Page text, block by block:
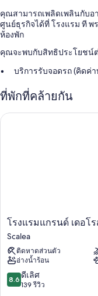
คุณสามารถเพลิดเพลินกับอ
ศูนย์ธุรกิจได้ที่ โรงแรม ที พ
ห้องพัก
คุณจะพบกับสิทธิประโยชน์
บริการรับจอดรถ (คิดค่
ตู้น้ำดื่ม, ทีวีในล็อบบี้ แล
ลิฟต์ และตู้ขายของอัต
ที่พักที่คล้ายกัน
โรงแรม
แก
รนด์
เดอ
โรส
Scalea
โรงแรมแกรนด์ เดอโ
Scalea
ติดหาดส่วนตัว
อ่างน้ำร้อน
8.6
จาก
8.6 ดีเลิศ
139 รีวิว
โรงแรมแกรนด์ เดอโรส